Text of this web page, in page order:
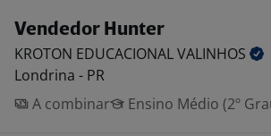
Vendedor Hunter
KROTON EDUCACIONALVALINHOS
Londrina - PR
A combinar
Ensino Médio (2º